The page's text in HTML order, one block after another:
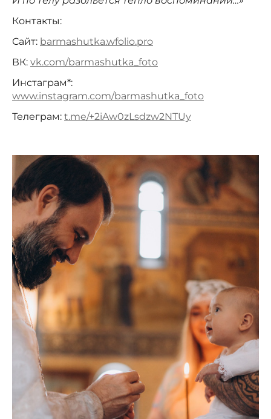
Контакты:
Сайт: barmashutka.wfolio.pro
ВК: vk.com/barmashutka_foto
Инстаграм*:
www.instagram.com/barmashutka_foto
Телеграм: t.me/+2iAw0zLsdzw2NTUy